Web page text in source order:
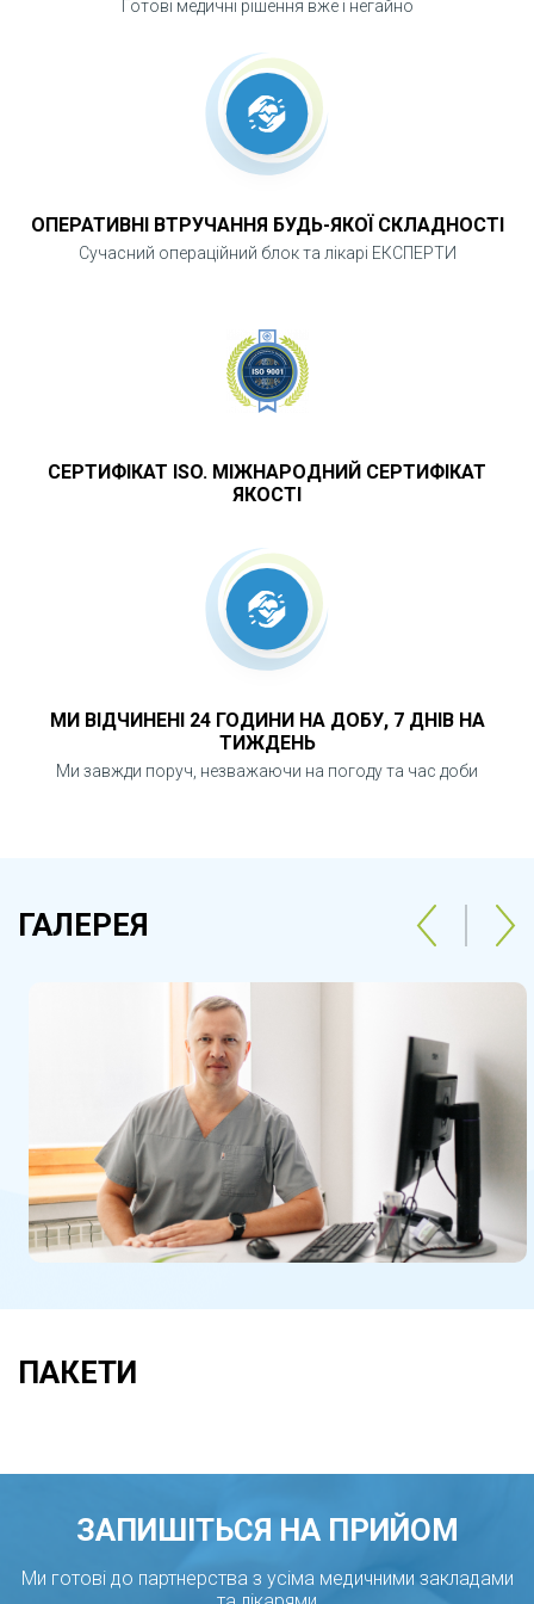
Готові медичні рішення вже і негайно
ОПЕРАТИВНІ ВТРУЧАННЯ БУДЬ-ЯКОЇ СКЛАДНОСТІ
Сучасний операційний блок та лікарі ЕКСПЕРТИ
СЕРТИФІКАТ ISO. МІЖНАРОДНИЙ СЕРТИФІКАТ
ЯКОСТІ
МИ ВІДЧИНЕНІ 24 ГОДИНИ НА ДОБУ, 7 ДНІВ НА
ТИЖДЕНЬ
Ми завжди поруч, незважаючи на погоду та час доби
ГАЛЕРЕЯ
ПАКЕТИ
ЗАПИШІТЬСЯ НА ПРИЙОМ
Ми готові до партнерства з усіма медичними закладами